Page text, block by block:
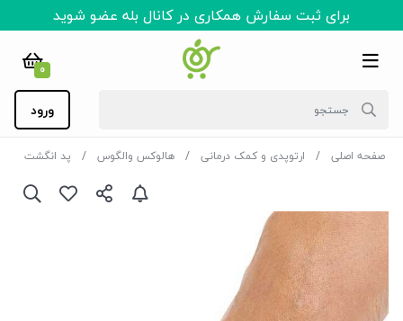
برای ثبت سفارش همکاری در کانال بله عضو شوید
0
ورود
صفحه اصلی ارتوپدی و کمک درمانی هالوکس والگوس پد انگشت